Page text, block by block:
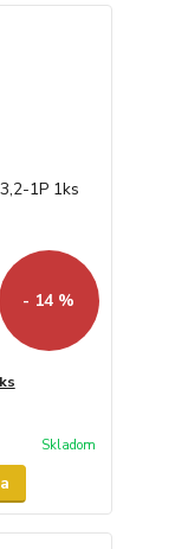
- 14 %
Skladom